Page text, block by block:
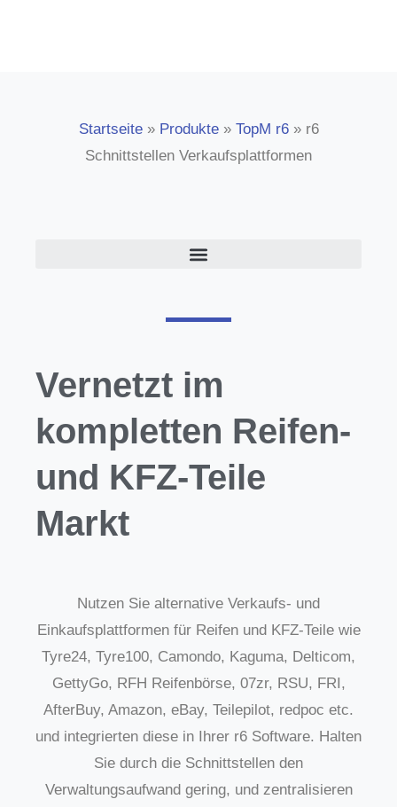
Startseite» Produkte» TopM r6» r6
Schnittstellen Verkaufsplattformen
Vernetzt im
kompletten Reifen-
und KFZ-Teile
Markt
Nutzen Sie alternative Verkaufs- und
Einkaufsplattformen für Reifen und KFZ-Teile wie
Tyre24, Tyre100, Camondo, Kaguma, Delticom,
GettyGo, RFH Reifenbörse, 07zr, RSU, FRI,
AfterBuy, Amazon, eBay, Teilepilot, redpoc etc.
und integrierten diese in Ihrer r6 Software. Halten
Sie durch die Schnittstellen den
Verwaltungsaufwand gering, und zentralisieren